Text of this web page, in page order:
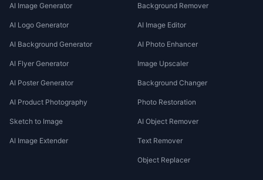
AI Image Generator
AI Logo Generator
AI Background Generator
AI Flyer Generator
AI Poster Generator
AI Product Photography
Sketch to Image
AI Image Extender
Background Remover
AI Image Editor
AI Photo Enhancer
Image Upscaler
Background Changer
Photo Restoration
AI Object Remover
Text Remover
Object Replacer